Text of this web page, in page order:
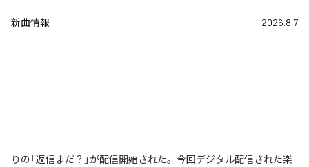
新曲情報 2026.8.7
りの「返信まだ？」が配信開始された。今回デジタル配信された楽